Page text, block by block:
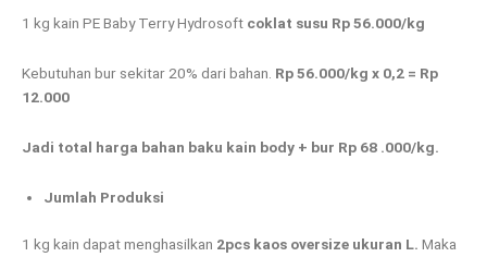
1 kg kain PE Baby Terry Hydrosoft coklat susu Rp 56.000/kg
Kebutuhan bur sekitar 20% dari bahan. Rp 56.000/kg x 0,2 = Rp
12.000
Jadi total harga bahan baku kain body + bur Rp 68 .000/kg.
Jumlah Produksi
1 kg kain dapat menghasilkan 2pcs kaos oversize ukuran L. Maka